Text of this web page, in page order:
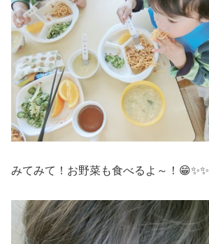
みてみて！お野菜も食べるよ～！😁✨✨